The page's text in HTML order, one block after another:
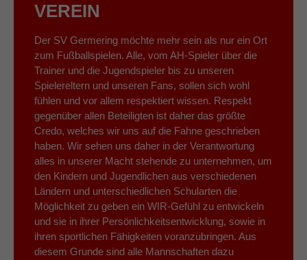
VEREIN
Der SV Germering möchte mehr sein als nur ein Ort
zum Fußballspielen. Alle, vom AH-Spieler über die
Trainer und die Jugendspieler bis zu unseren
Spielereltern und unseren Fans, sollen sich wohl
fühlen und vor allem respektiert wissen. Respekt
gegenüber allen Beteiligten ist daher das größte
Credo, welches wir uns auf die Fahne geschrieben
haben. Wir sehen uns daher in der Verantwortung
alles in unserer Macht stehende zu unternehmen, um
den Kindern und Jugendlichen aus verschiedenen
Ländern und unterschiedlichen Schularten die
Möglichkeit zu geben ein WIR-Gefühl zu entwickeln
und sie in ihrer Persönlichkeitsentwicklung, sowie in
ihren sportlichen Fähigkeiten voranzubringen. Aus
diesem Grunde sind alle Mannschaften dazu